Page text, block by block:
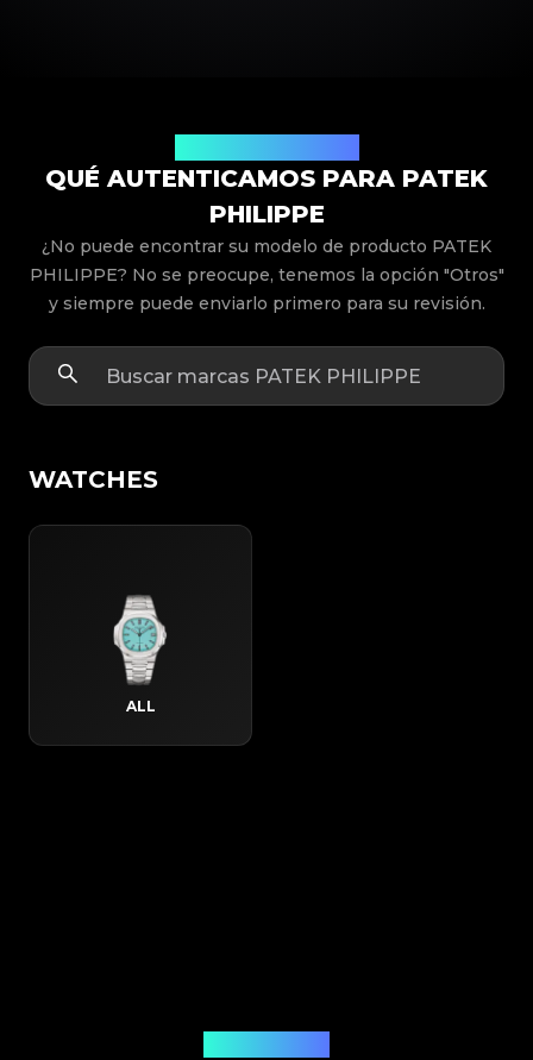
QUÉ AUTENTICAMOS PARA PATEK
PHILIPPE
¿No puede encontrar su modelo de producto PATEK
PHILIPPE? No se preocupe, tenemos la opción "Otros"
y siempre puede enviarlo primero para su revisión.
WATCHES
ALL